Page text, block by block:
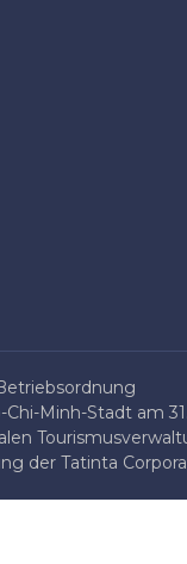
Minh-Stadt am
der Tatinta